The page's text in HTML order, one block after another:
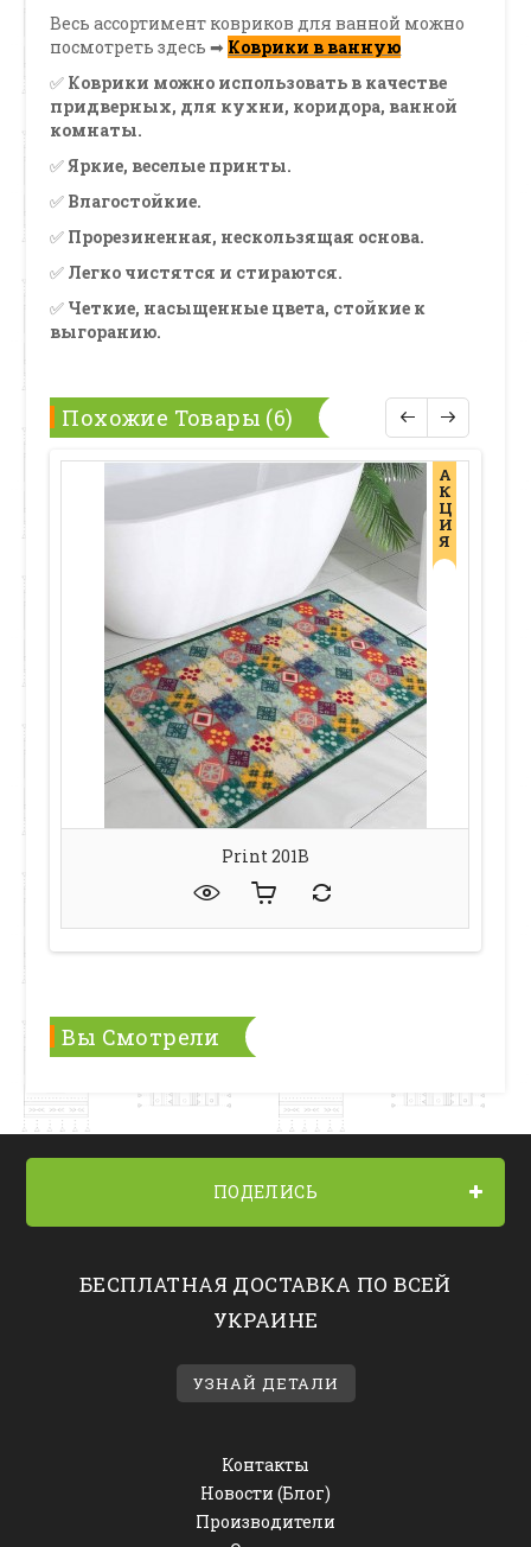
Весь ассортимент ковриков для ванной можно
посмотреть здесь ➡ Коврики в ванную
✅ Коврики можно использовать в качестве
придверных, для кухни, коридора, ванной
комнаты.
✅Яркие, веселые принты.
✅ Влагостойкие.
✅ Прорезиненная, нескользящая основа.
✅ Легко чистятся и стираются.
✅ Четкие, насыщенные цвета, стойкие к
выгоранию.
Похожие Товары (6)
А
К
Ц
И
Я
Print 201В
Вы Смотрели
ПОДЕЛИСЬ
БЕСПЛАТНАЯ ДОСТАВКА ПО ВСЕЙ
УКРАИНЕ
УЗНАЙ ДЕТАЛИ
Контакты
Новости (Блог)
Производители